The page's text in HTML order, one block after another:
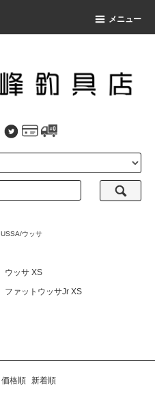
メニュー
USSA/ウッサ
ウッサ XS
ファットウッサJr XS
価格順 新着順